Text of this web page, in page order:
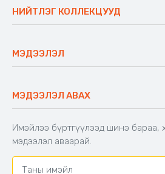
Үнэт зүйлс
Ажлын байр
Блог
НИЙТЛЭГ КОЛЛЕКЦУУД
Сүүдрэвч
Аяны ширээ
Аяны түшлэгтэй сандал
МЭДЭЭЛЭЛ
Буцаалтын журам
Захиалга шалгах
Хамтран ажиллах
Холбоо барих
МЭДЭЭЛЭЛ АВАХ
Имэйлээ бүртгүүлээд шинэ бараа,
мэдээлэл аваарай.